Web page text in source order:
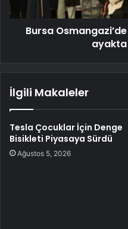
Bursa
ayakta
İlgili Makaleler
Tesla Çocuklar İçin Denge
Bisikleti Piyasaya Sürdü
Ağustos 5, 2026